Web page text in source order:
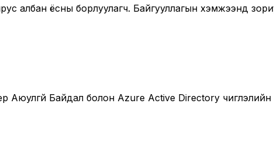
албан ёсны борлуулагч. Байгууллагын хэмжээнд
Аюулгүй Байдал болон Azure Active Directory